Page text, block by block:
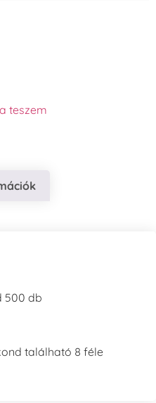
teszem
500 db
található 8 féle